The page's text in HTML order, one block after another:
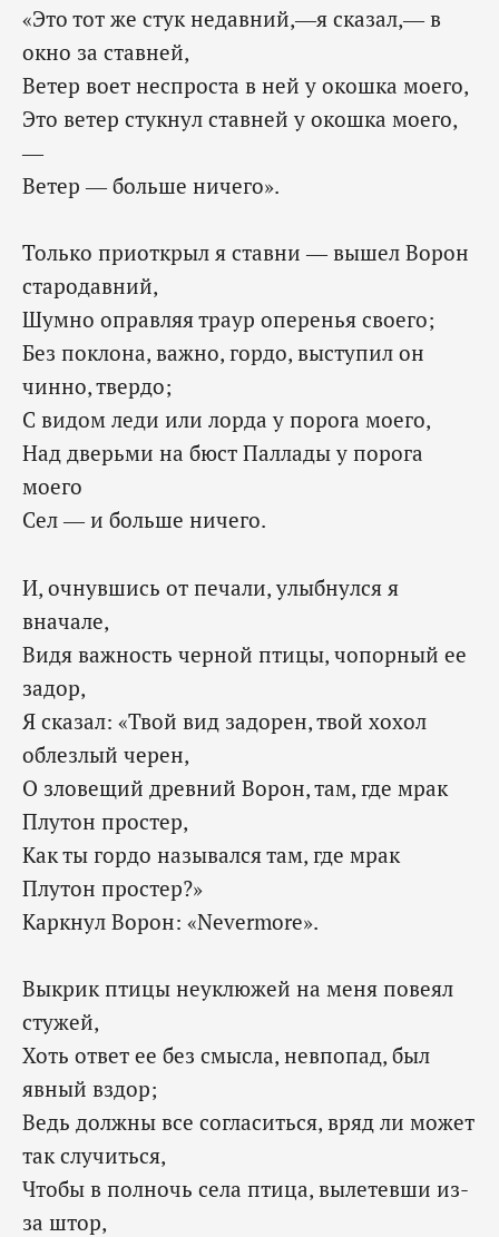
«Это тот же стук недавний,—я сказал,— в
окно за ставней,
Ветер воет неспроста в ней у окошка моего,
Это ветер стукнул ставней у окошка моего,
—
Ветер — больше ничего».
Только приоткрыл я ставни — вышел Ворон
стародавний,
Шумно оправляя траур оперенья своего;
Без поклона, важно, гордо, выступил он
чинно, твердо;
С видом леди или лорда у порога моего,
Над дверьми на бюст Паллады у порога
моего
Сел — и больше ничего.
И, очнувшись от печали, улыбнулся я
вначале,
Видя важность черной птицы, чопорный ее
задор,
Я сказал: «Твой вид задорен, твой хохол
облезлый черен,
О зловещий древний Ворон, там, где мрак
Плутон простер,
Как ты гордо назывался там, где мрак
Плутон простер?»
Каркнул Ворон: «Nevermore».
Выкрик птицы неуклюжей на меня повеял
стужей,
Хоть ответ ее без смысла, невпопад, был
явный вздор;
Ведь должны все согласиться, вряд ли может
так случиться,
Чтобы в полночь села птица, вылетевши из-
за штор,